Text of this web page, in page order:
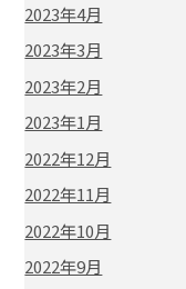
2023年4月
2023年3月
2023年2月
2023年1月
2022年12月
2022年11月
2022年10月
2022年9月